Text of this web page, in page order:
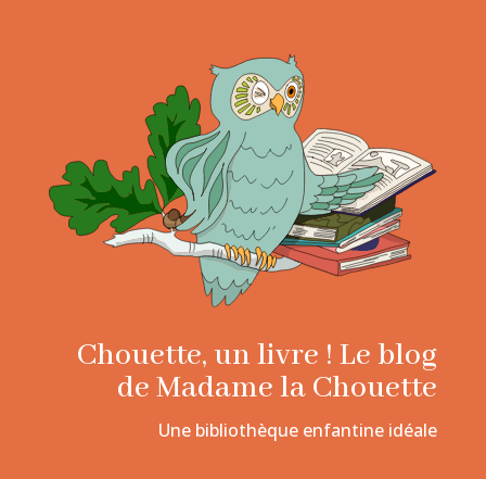
Chouette, un livre ! Le blog
de Madame la Chouette
Une bibliothèque enfantine idéale